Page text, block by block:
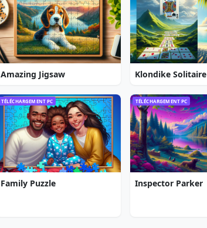
Amazing Jigsaw Klondike Solitaire
TÉLÉCHARGEMENT PC
Family Puzzle
TÉLÉCHARGEMENT PC
Inspector Parker